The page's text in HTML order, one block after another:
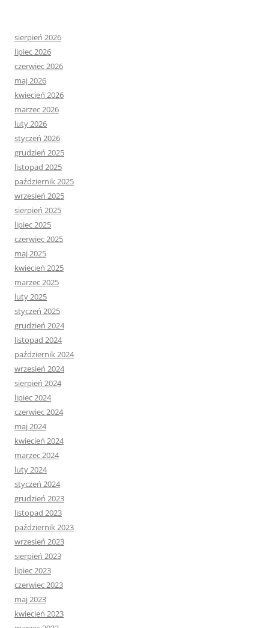
sierpień 2026
lipiec 2026
czerwiec 2026
maj 2026
kwiecień 2026
marzec 2026
luty 2026
styczeń 2026
grudzień 2025
listopad 2025
październik 2025
wrzesień 2025
sierpień 2025
lipiec 2025
czerwiec 2025
maj 2025
kwiecień 2025
marzec 2025
luty 2025
styczeń 2025
grudzień 2024
listopad 2024
październik 2024
wrzesień 2024
sierpień 2024
lipiec 2024
czerwiec 2024
maj 2024
kwiecień 2024
marzec 2024
luty 2024
styczeń 2024
grudzień 2023
listopad 2023
październik 2023
wrzesień 2023
sierpień 2023
lipiec 2023
czerwiec 2023
maj 2023
kwiecień 2023